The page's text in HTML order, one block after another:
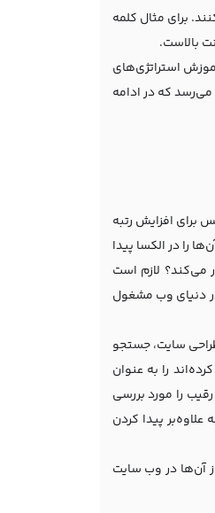
برای مثال کلمه
بالاست.
استراتژی‌های
که در ادامه
برای افزایش رتبه
را در الکسا پیدا
می‌کند؟ لازم است
دنیای وب مشغول
سایت، جستجو
را به عنوان
را مورد بررسی
پیدا کردن
آن‌ها در وب سایت